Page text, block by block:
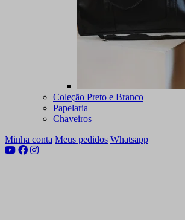
Coleção Preto e Branco
Papelaria
Chaveiros
Minha conta Meus pedidos Whatsapp